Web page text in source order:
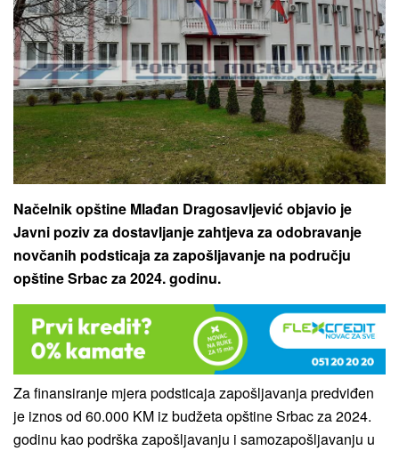
Načelnik opštine Mlađan Dragosavljević objavio je
Javni poziv za dostavljanje zahtjeva za odobravanje
novčanih podsticaja za zapošljavanje na području
opštine Srbac za 2024. godinu.
Za finansiranje mjera podsticaja zapošljavanja predviđen
je iznos od 60.000 KM iz budžeta opštine Srbac za 2024.
godinu kao podrška zapošljavanju i samozapošljavanju u